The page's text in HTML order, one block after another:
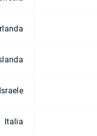
Israele
Italia